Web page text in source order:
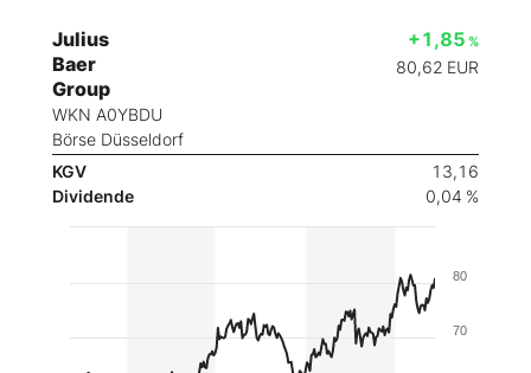
Julius
Baer
Group
WKN A0YBDU
Börse Düsseldorf
+1,85 %
80,62 EUR
KGV
13,16
Dividende
0,04 %
70
80